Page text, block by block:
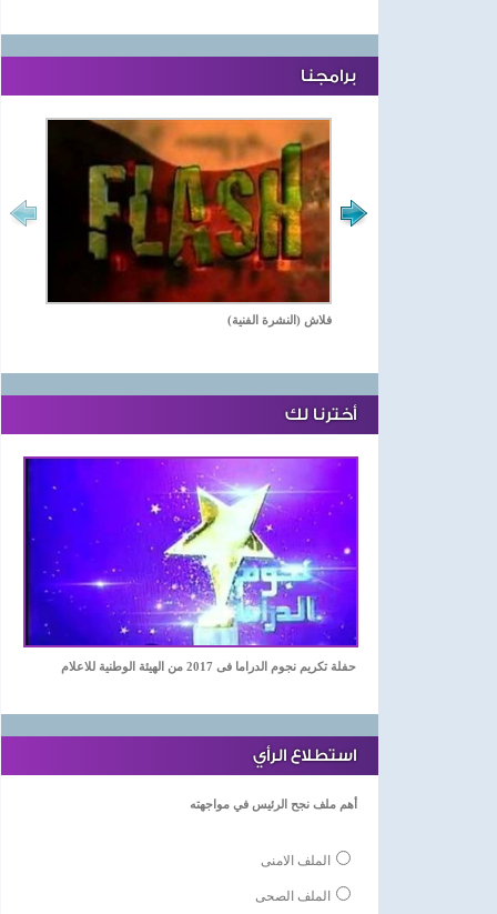
برامجنا
فلاش (النشرة الفنية)
أخترنا لك
حفلة تكريم نجوم الدراما فى 2017 من الهيئة الوطنية للاعلام
استطلاع الرأي
أهم ملف نجح الرئيس في مواجهته
الملف الامنى
الملف الصحى